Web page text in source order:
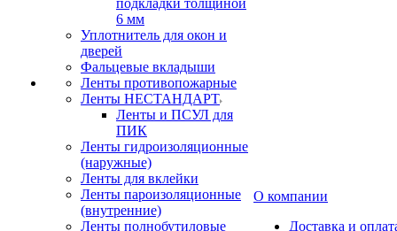
подкладки толщиной
6 мм
Уплотнитель для окон и
дверей
Фальцевые вкладыши
Ленты противопожарные
Ленты НЕСТАНДАРТ
Ленты и ПСУЛ для
ПИК
Ленты гидроизоляционные
(наружные)
Ленты для вклейки
Ленты пароизоляционные
(внутренние)
Ленты полнобутиловые
О компании
Доставка и